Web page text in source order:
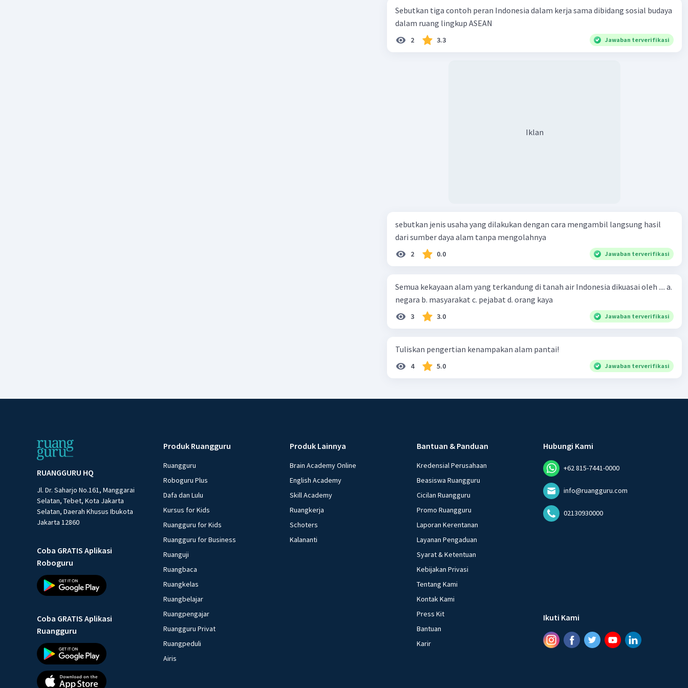
dapat menyebabkan kondisi ekonomi yang dikenal sebagai stagnasi
deflasi, di mana aktivitas ekonomi melambat, pengeluaran
konsumen menurun, dan bisnis dapat mengalami kesulitan untuk
Amerika Serikat selama tahun 1930-an, ketika harga-harga secara
sentral biasanya berusaha menjaga inflasi positif dan moderat
sebagai salah satu tujuan utama kebijakan moneter mereka.
Beri Rating· 0.0(0) Balas
Sebutkan tiga contoh peran Indonesia dalam kerja sama dibidang sosial budaya
dalam ruang lingkup ASEAN
2 3.3 Jawaban terverifikasi
Iklan
sebutkan jenis usaha yang dilakukan dengan cara mengambil langsung hasil
dari sumber daya alam tanpa mengolahnya
2 0.0 Jawaban terverifikasi
Semua kekayaan alam yang terkandung di tanah air Indonesia dikuasai oleh .... a.
negara b. masyarakat c. pejabat d. orang kaya
3 3.0 Jawaban terverifikasi
Tuliskan pengertian kenampakan alam pantai!
4 5.0 Jawaban terverifikasi
RUANGGURU HQ
Jl. Dr. Saharjo No.161, Manggarai
Selatan, Tebet, Kota Jakarta
Selatan, Daerah Khusus Ibukota
Jakarta 12860
Coba GRATIS Aplikasi
Roboguru
Coba GRATIS Aplikasi
Ruangguru
Produk Ruangguru
Ruangguru
Roboguru Plus
Dafa dan Lulu
Kursus for Kids
Ruangguru for Kids
Ruangguru for Business
Ruanguji
Ruangbaca
Ruangkelas
Ruangbelajar
Ruangpengajar
Ruangguru Privat
Ruangpeduli
Airis
Produk Lainnya
Brain Academy Online
English Academy
Skill Academy
Ruangkerja
Schoters
Kalananti
Bantuan & Panduan
Kredensial Perusahaan
Beasiswa Ruangguru
Cicilan Ruangguru
Promo Ruangguru
Laporan Kerentanan
Layanan Pengaduan
Syarat & Ketentuan
Kebijakan Privasi
Tentang Kami
Kontak Kami
Press Kit
Bantuan
Karir
Hubungi Kami
+62 815-7441-0000
info@ruangguru.com
02130930000
Ikuti Kami